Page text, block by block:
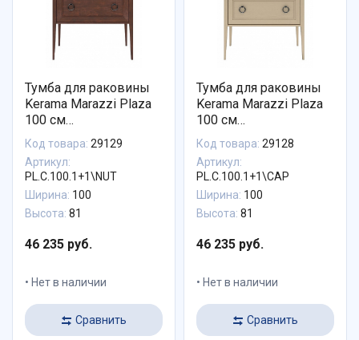
Тумба для раковины
Kerama Marazzi Plaza
100 см
PL.C.100.1+1\NUT
Код товара: 29129
Артикул:
PL.C.100.1+1\NUT
Ширина: 100
Высота: 81
46 235 руб.
Нет в наличии
Сравнить
Тумба для раковины
Kerama Marazzi Plaza
100 см
PL.C.100.1+1\CAP
Код товара: 29128
Артикул:
PL.C.100.1+1\CAP
Ширина: 100
Высота: 81
46 235 руб.
Нет в наличии
Сравнить